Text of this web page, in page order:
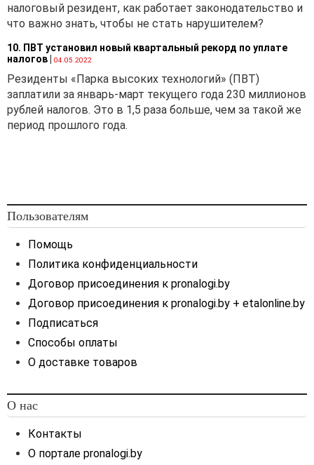
налоговый резидент, как работает законодательство и
что важно знать, чтобы не стать нарушителем?
10. ПВТ установил новый квартальный рекорд по уплате
налогов| 04.05.2022
Резиденты «Парка высоких технологий» (ПВТ)
заплатили за январь-март текущего года 230 миллионов
рублей налогов. Это в 1,5 раза больше, чем за такой же
период прошлого года.
Пользователям
Помощь
Политика конфиденциальности
Договор присоединения к pronalogi.by
Договор присоединения к pronalogi.by + etalonline.by
Подписаться
Способы оплаты
О доставке товаров
О нас
Контакты
О портале pronalogi.by